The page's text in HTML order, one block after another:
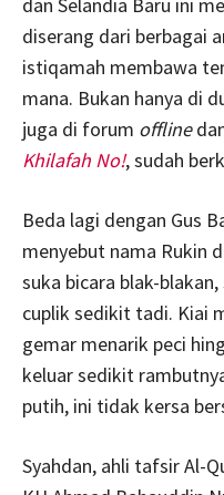
diserang dari berbagai
istiqamah membawa
mana. Bukan hanya di
juga di forum offline
Khilafah No!, sudah
Beda lagi dengan Gus
menyebut nama Rukin
suka bicara blak-
cuplik sedikit tadi. Kiai
gemar menarik peci
keluar sedikit
putih, ini tidak kersa
Syahdan, ahli tafsir Al-